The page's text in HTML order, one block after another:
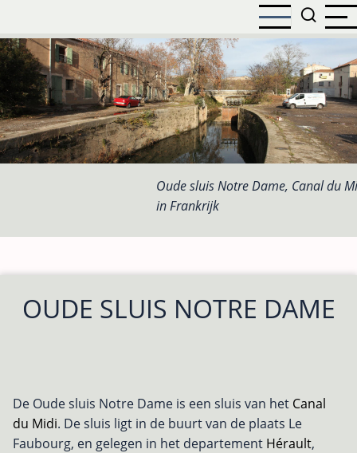
naar
de
inhoud
gaan
Oude sluis Notre Dame, Canal du
in Frankrijk
OUDE SLUIS NOTRE DAME
De Oude sluis Notre Dame is een sluis van het Canal
du Midi. De sluis ligt in de buurt van de plaats Le
Faubourg, en gelegen in het departement Hérault,